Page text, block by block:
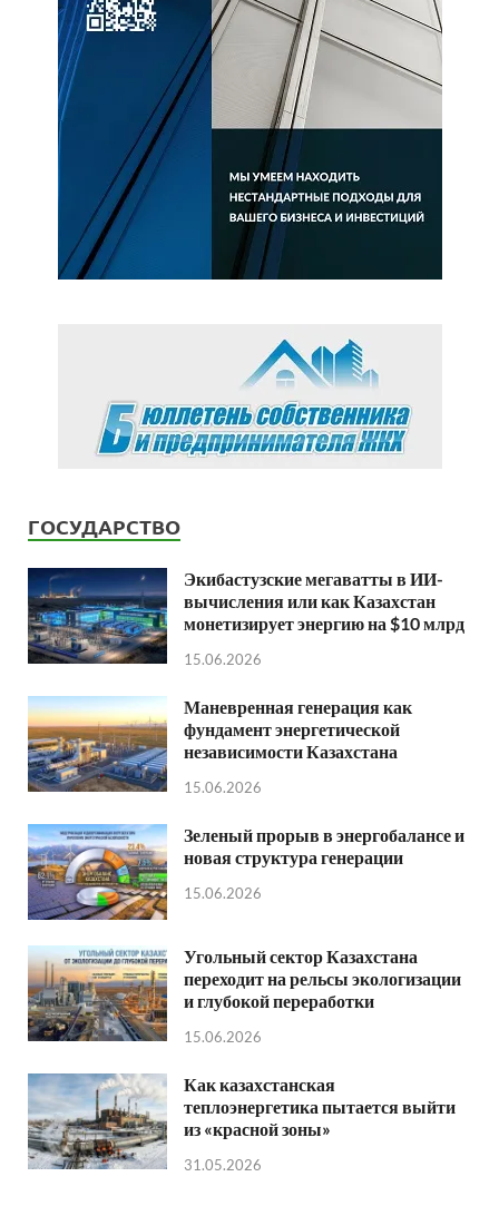
ГОСУДАРСТВО
Экибастузские мегаватты в ИИ-
вычисления или как Казахстан
монетизирует энергию на $10 млрд
15.06.2026
Маневренная генерация как
фундамент энергетической
независимости Казахстана
15.06.2026
Зеленый прорыв в энергобалансе и
новая структура генерации
15.06.2026
Угольный сектор Казахстана
переходит на рельсы экологизации
и глубокой переработки
15.06.2026
Как казахстанская
теплоэнергетика пытается выйти
из «красной зоны»
31.05.2026